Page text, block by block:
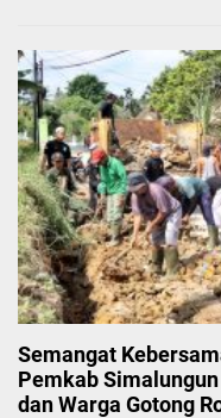
Semangat
Pemkab
dan Warga Gotong